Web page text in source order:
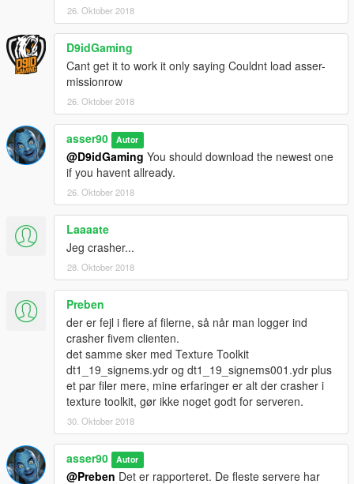
26. Oktober 2018
D9idGaming
Cant get it to work it only saying Couldnt load asser-
missionrow
26. Oktober 2018
asser90 Autor
@D9idGaming You should download the newest one
if you havent allready.
26. Oktober 2018
Laaaate
Jeg crasher...
28. Oktober 2018
Preben
der er fejl i flere af filerne, så når man logger ind
crasher fivem clienten.
det samme sker med Texture Toolkit
dt1_19_signems.ydr og dt1_19_signems001.ydr plus
et par filer mere, mine erfaringer er alt der crasher i
texture toolkit, gør ikke noget godt for serveren.
30. Oktober 2018
asser90 Autor
@Preben Det er rapporteret. De fleste servere har